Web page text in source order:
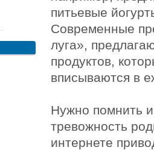
питьевые
Современные
луга»,
продуктов,
вписываются в
Нужно помнить
тревожность
интернете